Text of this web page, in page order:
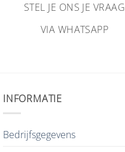
STEL JE ONS JE VRAAG
VIA WHATSAPP
INFORMATIE
Bedrijfsgegevens